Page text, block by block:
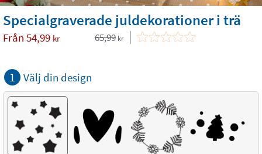
Specialgraverade juldekorationer i trä
Från 54,99 kr 65,99 kr
1 Välj din design